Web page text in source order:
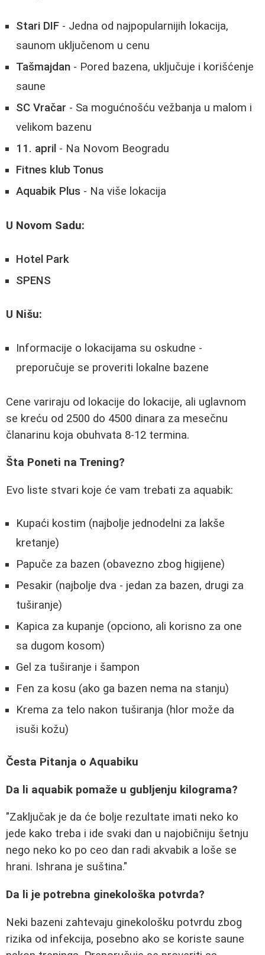
Stari DIF - Jedna od najpopularnijih lokacija,
saunom uključenom u cenu
Tašmajdan - Pored bazena, uključuje i korišćenje
saune
SC Vračar - Sa mogućnošću vežbanja u malom i
velikom bazenu
11. april - Na Novom Beogradu
Fitnes klub Tonus
Aquabik Plus - Na više lokacija
U Novom Sadu:
Hotel Park
SPENS
U Nišu:
Informacije o lokacijama su oskudne -
preporučuje se proveriti lokalne bazene
Cene variraju od lokacije do lokacije, ali uglavnom
se kreću od 2500 do 4500 dinara za mesečnu
članarinu koja obuhvata 8-12 termina.
Šta Poneti na Trening?
Evo liste stvari koje će vam trebati za aquabik:
Kupaći kostim (najbolje jednodelni za lakše
kretanje)
Papuče za bazen (obavezno zbog higijene)
Pesakir (najbolje dva - jedan za bazen, drugi za
tuširanje)
Kapica za kupanje (opciono, ali korisno za one
sa dugom kosom)
Gel za tuširanje i šampon
Fen za kosu (ako ga bazen nema na stanju)
Krema za telo nakon tuširanja (hlor može da
isuši kožu)
Česta Pitanja o Aquabiku
Da li aquabik pomaže u gubljenju kilograma?
"Zaključak je da će bolje rezultate imati neko ko
jede kako treba i ide svaki dan u najobičniju šetnju
nego neko ko po ceo dan radi akvabik a loše se
hrani. Ishrana je suština."
Da li je potrebna ginekološka potvrda?
Neki bazeni zahtevaju ginekološku potvrdu zbog
rizika od infekcija, posebno ako se koriste saune